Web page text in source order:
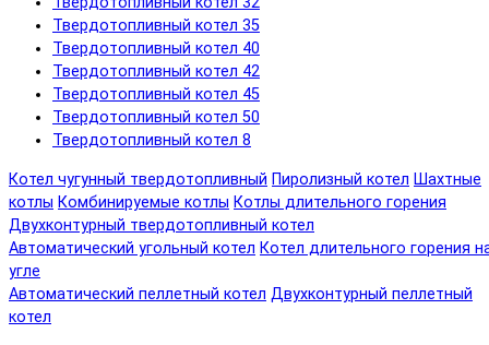
Твердотопливный котел 35
Твердотопливный котел 40
Твердотопливный котел 42
Твердотопливный котел 45
Твердотопливный котел 50
Твердотопливный котел 8
Котел чугунный твердотопливный Пиролизный котел Шахтные
котлы Комбинируемые котлы Котлы длительного горения
Двухконтурный твердотопливный котел
Автоматический угольный котел Котел длительного горения
угле
Автоматический пеллетный котел Двухконтурный пеллетный
котел